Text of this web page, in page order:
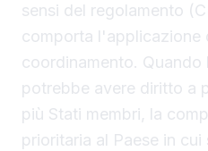
sensi del regolamento
comporta l'applicazione
coordinamento. Quando
potrebbe avere diritto a
più Stati membri, la
prioritaria al Paese in